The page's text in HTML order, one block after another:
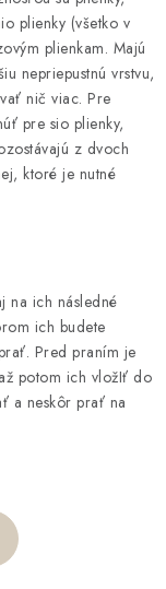
plienky (všetko v
plienkam. Majú
nepriepustnú vrstvu,
nič viac. Pre
pre sio plienky,
z dvoch
ktoré je nutné
na ich následné
ich budete
Pred praním je
potom ich vložIť do
a neskôr prať na